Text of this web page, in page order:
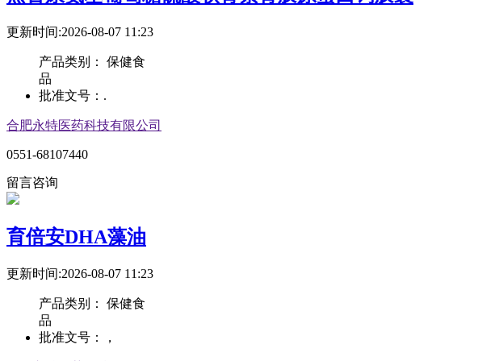
更新时间:2026-08-07 11:23
产品类别： 保健食
品
批准文号： .
合肥永特医药科技有限公司
0551-68107440
留言咨询
育倍安DHA藻油
更新时间:2026-08-07 11:23
产品类别： 保健食
品
批准文号：
，